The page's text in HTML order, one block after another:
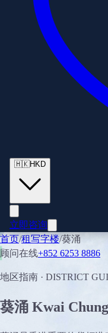
🇭🇰HKD
立即咨询
首页/租写字楼/葵涌
顾问在线+852 6253 8886
地区指南 · DISTRICT
葵涌 Kwai Chung